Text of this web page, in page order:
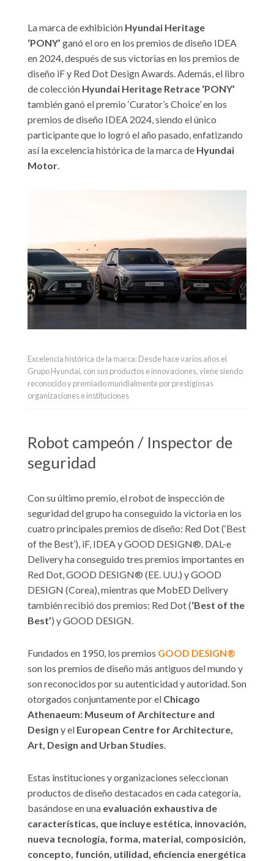
La marca de exhibición Hyundai Heritage
‘PONY’ ganó el oro en los premios de diseño IDEA
en 2024, después de sus victorias en los premios de
diseño iF y Red Dot Design Awards. Además, el libro
de colección Hyundai Heritage Retrace ‘PONY’
también ganó el premio ‘Curator’s Choice’ en los
premios de diseño IDEA 2024, siendo el único
participante que lo logró el año pasado, enfatizando
así la excelencia histórica de la marca de Hyundai
Motor.
Excelencia histórica de la marca: Desde hace varios años el
Grupo Hyundai, con sus productos e innovaciones, viene siendo
reconocido y premiado mundialmente por prestigiosas
organizaciones e instituciones
Robot campeón / Inspector de
seguridad
Con su último premio, el robot de inspección de
seguridad del grupo ha conseguido la victoria en los
cuatro principales premios de diseño: Red Dot (‘Best
of the Best’), iF, IDEA y GOOD DESIGN®. DAL-e
Delivery ha conseguido tres premios importantes en
Red Dot, GOOD DESIGN® (EE. UU.) y GOOD
DESIGN (Corea), mientras que MobED Delivery
también recibió dos premios: Red Dot (‘Best of the
Best’) y GOOD DESIGN.
Fundados en 1950, los premios GOOD DESIGN®
son los premios de diseño más antiguos del mundo y
son reconocidos por su autenticidad y autoridad. Son
otorgados conjuntamente por el Chicago
Athenaeum: Museum of Architecture and
Design y el European Centre for Architecture,
Art, Design and Urban Studies.
Estas instituciones y organizaciones seleccionan
productos de diseño destacados en cada categoría,
basándose en una evaluación exhaustiva de
características, que incluye estética, innovación,
nueva tecnología, forma, material, composición,
concepto, función, utilidad, eficiencia energética